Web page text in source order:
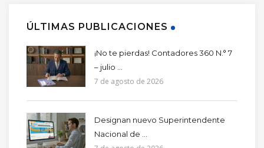
ÚLTIMAS PUBLICACIONES
¡No te pierdas! Contadores 360 N.° 7
– julio ...
7 de agosto de 2026
Designan nuevo Superintendente
Nacional de ...